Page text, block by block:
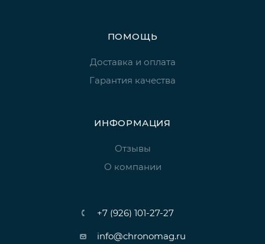
ПОМОЩЬ
Доставка и оплата
Гарантия качества
ИНФОРМАЦИЯ
Отзывы
О компании
+7 (926) 101-27-27
info@chronomag.ru